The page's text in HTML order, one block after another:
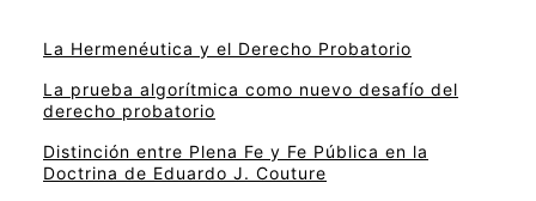
La Hermenéutica y el Derecho Probatorio
La prueba algorítmica como nuevo desafío del
derecho probatorio
Distinción entre Plena Fe y Fe Pública en la
Doctrina de Eduardo J. Couture